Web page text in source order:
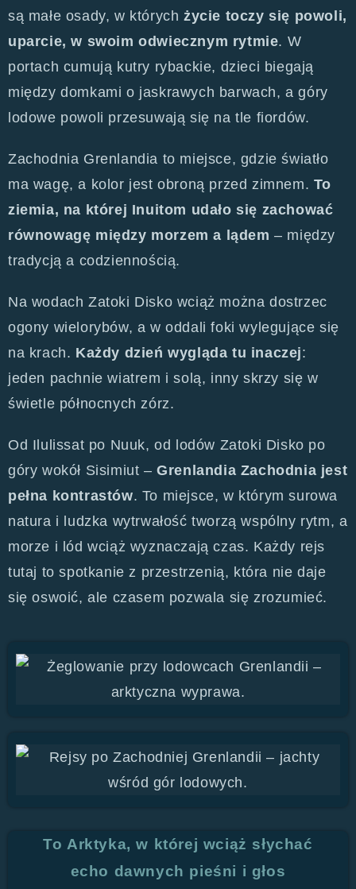
są małe osady, w których życie toczy się powoli,
uparcie, w swoim odwiecznym rytmie. W
portach cumują kutry rybackie, dzieci biegają
między domkami o jaskrawych barwach, a góry
lodowe powoli przesuwają się na tle fiordów.
Zachodnia Grenlandia to miejsce, gdzie światło
ma wagę, a kolor jest obroną przed zimnem. To
ziemia, na której Inuitom udało się zachować
równowagę między morzem a lądem – między
tradycją a codziennością.
Na wodach Zatoki Disko wciąż można dostrzec
ogony wielorybów, a w oddali foki wylegujące się
na krach. Każdy dzień wygląda tu inaczej:
jeden pachnie wiatrem i solą, inny skrzy się w
świetle północnych zórz.
Od Ilulissat po Nuuk, od lodów Zatoki Disko po
góry wokół Sisimiut –Grenlandia Zachodnia jest
pełna kontrastów. To miejsce, w którym surowa
natura i ludzka wytrwałość tworzą wspólny rytm, a
morze i lód wciąż wyznaczają czas. Każdy rejs
tutaj to spotkanie z przestrzenią, która nie daje
się oswoić, ale czasem pozwala się zrozumieć.
To Arktyka, w której wciąż słychać
echo dawnych pieśni i głos